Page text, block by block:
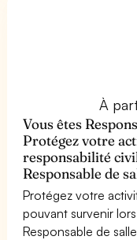
À
Vous êtes
Protégez votre
responsabilité
Responsable de
Protégez votre
pouvant survenir
Responsable de